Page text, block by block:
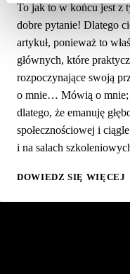
To jak to w końcu jest z
dobre pytanie! Dlatego
artykuł, ponieważ to
głównych, które
rozpoczynające swoją
o mnie… Mówią o
dlatego, że emanuję
społecznościowej i
i na salach
DOWIEDZ SIĘ WIĘCEJ